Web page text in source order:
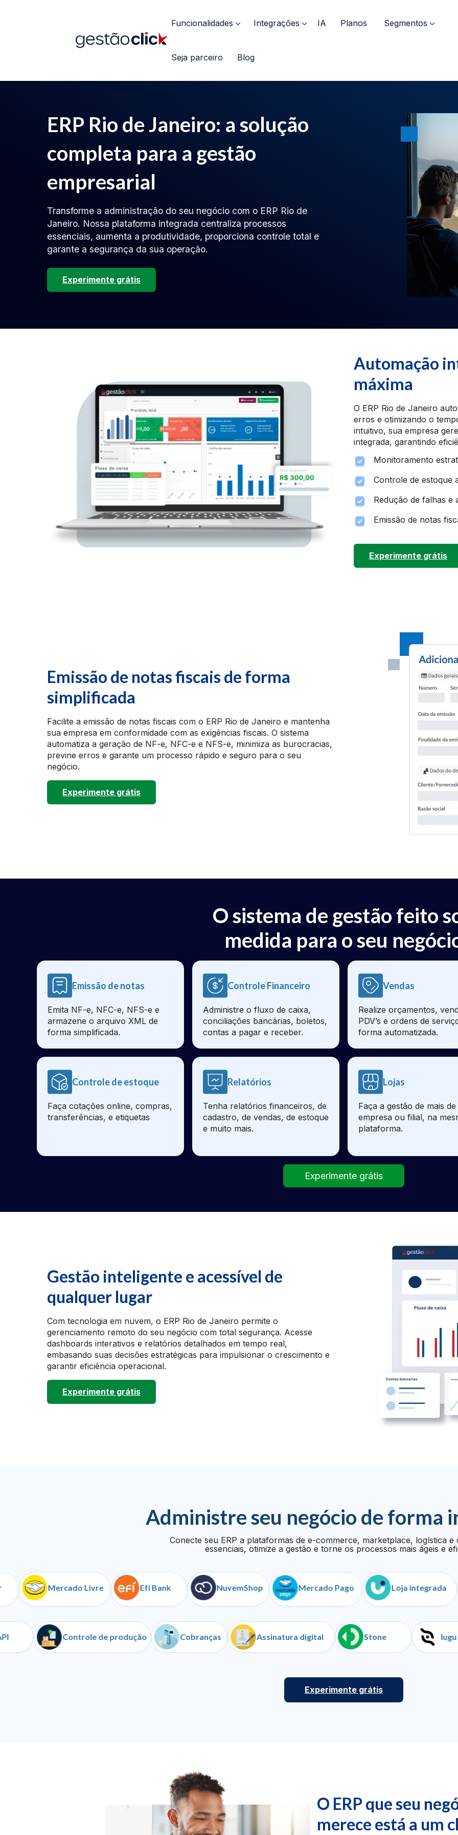
Funcionalidades Integrações IA Planos Segmentos
Seja parceiro Blog
ERP Rio de Janeiro: a solução
completa para a gestão
empresarial
Transforme a administração do seu negócio com o ERP Rio de
Janeiro. Nossa plataforma integrada centraliza processos
essenciais, aumenta a produtividade, proporciona controle total e
garante a segurança da sua operação.
Experimente grátis
Automação
máxima
O ERP Rio de Janeiro
erros e otimizando o
intuitivo, sua empresa
integrada, garantindo
Monitoramento
Controle de estoque
Redução de falhas e
Emissão de notas
Experimente grátis
Emissão de notas fiscais de forma
simplificada
Facilite a emissão de notas fiscais com o ERP Rio de Janeiro e mantenha
sua empresa em conformidade com as exigências fiscais. O sistema
automatiza a geração de NF-e, NFC-e e NFS-e, minimiza as burocracias,
previne erros e garante um processo rápido e seguro para o seu
negócio.
Experimente grátis
O sistema de gestão feito
medida para o seu
Emissão de notas
Emita NF-e, NFC-e, NFS-e e
armazene o arquivo XML de
forma simplificada.
Controle Financeiro
Administre o fluxo de caixa,
conciliações bancárias, boletos,
contas a pagar e receber.
Vendas
Realize orçamentos,
PDV’s e ordens de
forma automatizada.
Controle de estoque
Faça cotações online, compras,
transferências, e etiquetas
Relatórios
Tenha relatórios financeiros, de
cadastro, de vendas, de estoque
e muito mais.
Lojas
Faça a gestão de mais
empresa ou filial, na
plataforma.
Experimente grátis
Gestão inteligente e acessível de
qualquer lugar
Com tecnologia em nuvem, o ERP Rio de Janeiro permite o
gerenciamento remoto do seu negócio com total segurança. Acesse
dashboards interativos e relatórios detalhados em tempo real,
embasando suas decisões estratégicas para impulsionar o crescimento e
garantir eficiência operacional.
Experimente grátis
Administre seu negócio de forma
Conecte seu ERP a plataformas de e-commerce, marketplace, logística e
essenciais, otimize a gestão e torne os processos mais ágeis e
Mercado Livre Efí Bank NuvemShop Mercado Pago Loja integrada
API Controle de produção Cobranças Assinatura digital Stone
Experimente grátis
O ERP que seu
merece está a um